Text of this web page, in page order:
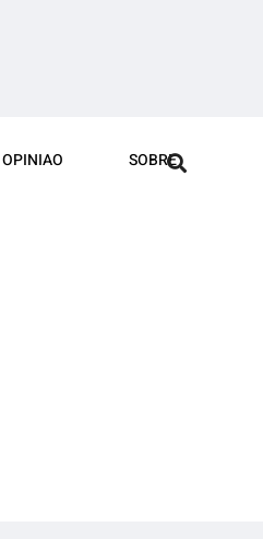
OPINIAO SOBRE